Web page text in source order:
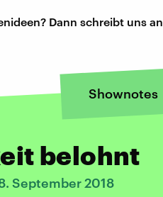
Dann schreibt uns an
Shownotes
belohnt
September 2018